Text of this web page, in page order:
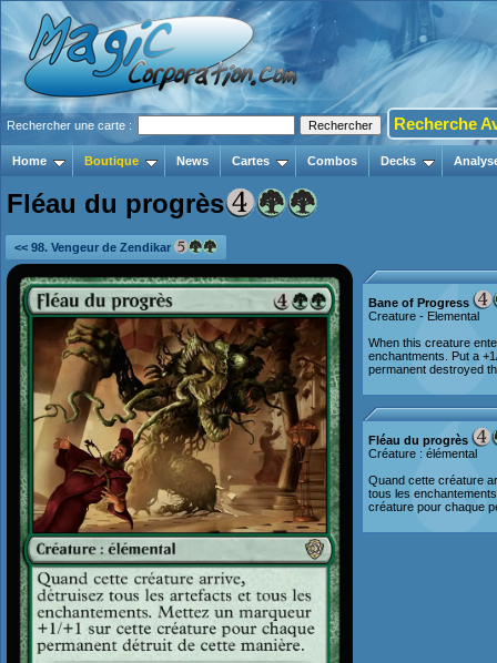
Rechercher une carte : Recherche
Home Boutique News Cartes Combos Decks
Fléau du progrès
<< 98. Vengeur de Zendikar
Bane of Progress
Creature - Elemental
When this creature
enchantments. Put a
permanent destroyed
Fléau du progrès
Créature : élémental
Quand cette créature
tous les
créature pour chaque